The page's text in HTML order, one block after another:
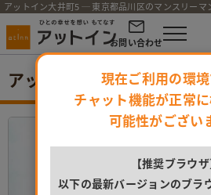
アットイン大井町5 ─ 東京都品川区のマンスリーマ
お問い合わせ
アットイン大井町5現在ご利用の環境
チャット機能が正常
可能性がござい
【推奨ブラウザ
以下の最新バージョンのブラ